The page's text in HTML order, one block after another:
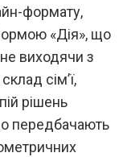
формату,
«Дія», що
виходячи з
сім’ї,
рішень
передбачають